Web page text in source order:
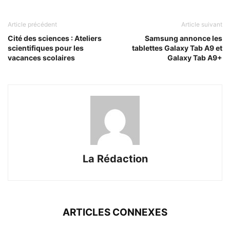
Article précédent
Cité des sciences : Ateliers
scientifiques pour les
vacances scolaires
Article suivant
Samsung annonce les
tablettes Galaxy Tab A9 et
Galaxy Tab A9+
La Rédaction
ARTICLES CONNEXES